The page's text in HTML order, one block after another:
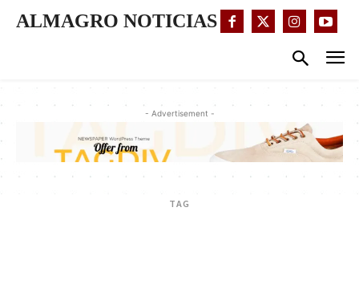
ALMAGRO NOTICIAS
- Advertisement -
TAG